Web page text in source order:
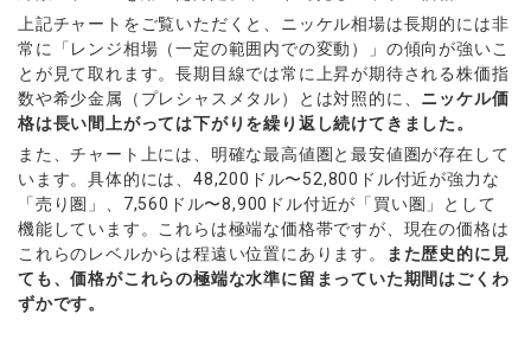
上記チャートをご覧いただくと、ニッケル相場は長期的には非
常に「レンジ相場（一定の範囲内での変動）」の傾向が強いこ
とが見て取れます。長期目線では常に上昇が期待される株価指
数や希少金属（プレシャスメタル）とは対照的に、 ニッケル価
格は長い間上がっては下がりを繰り返し続けてきました。
また、チャート上には、明確な最高値圏と最安値圏が存在して
います。具体的には、48,200ドル〜52,800ドル付近が強力な
「売り圏」、7,560ドル〜8,900ドル付近が「買い圏」として
機能しています。これらは極端な価格帯ですが、現在の価格は
これらのレベルからは程遠い位置にあります。
また歴史的に見
ても、価格がこれらの極端な水準に留まっていた期間はごくわ
ずかです。